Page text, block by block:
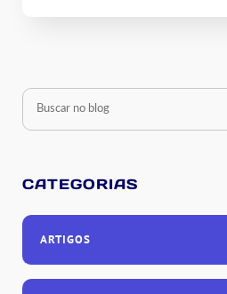
CATEGORIAS
ARTIGOS